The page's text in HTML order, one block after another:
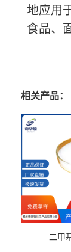
地应用
食品、
相关产品：
二甲